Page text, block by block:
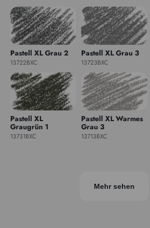
Pastell XL Grau 2
13722BXC
Pastell XL Grau 3
13723BXC
Pastell XL
Graugrün 1
13731BXC
Pastell XL Warmes
Grau 3
13713BXC
Mehr sehen